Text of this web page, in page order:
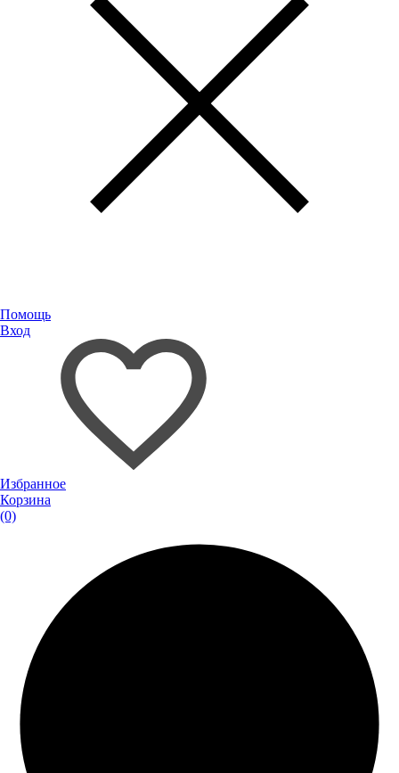
Помощь
Вход
Избранное
Корзина
(0)